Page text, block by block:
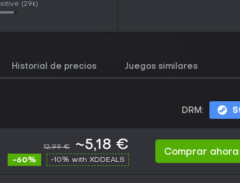
(29k)
Historial de precios Juegos similares
DRM:
12,99 € ~5,18 €
-60% -10% with XDDEALS
Comprar ahora